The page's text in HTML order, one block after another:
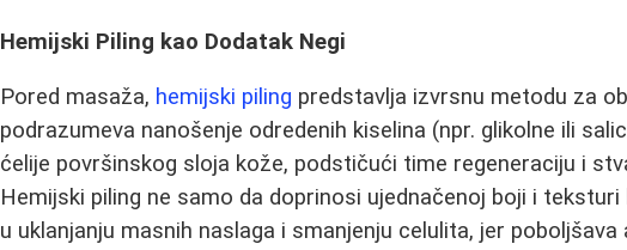
Hemijski Piling kao Dodatak Negi
Pored masaža, hemijski piling predstavlja izvrsnu metodu za
podrazumeva nanošenje odredenih kiselina (npr. glikolne ili
ćelije površinskog sloja kože, podstičući time regeneraciju i
Hemijski piling ne samo da doprinosi ujednačenoj boji i
u uklanjanju masnih naslaga i smanjenju celulita, jer